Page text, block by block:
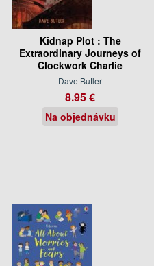
Kidnap Plot : The
Extraordinary Journeys of
Clockwork Charlie
Dave Butler
8.95 €
Na objednávku